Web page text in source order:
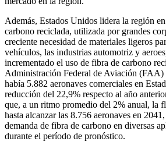
Además, Estados Unidos lidera la región
carbono reciclada, utilizada por grandes
creciente necesidad de materiales ligeros
vehículos, las industrias automotriz y
incrementado el uso de fibra de carbono
Administración Federal de Aviación (FAA)
había 5.882 aeronaves comerciales en
reducción del 22,9% respecto al año
que, a un ritmo promedio del 2% anual, la
hasta alcanzar las 8.756 aeronaves en
demanda de fibra de carbono en diversas
durante el período de pronóstico.